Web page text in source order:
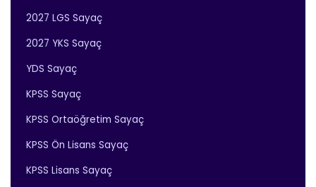
2027 LGS Sayaç
2027 YKS Sayaç
YDS Sayaç
KPSS Sayaç
KPSS Ortaöğretim Sayaç
KPSS Ön Lisans Sayaç
KPSS Lisans Sayaç